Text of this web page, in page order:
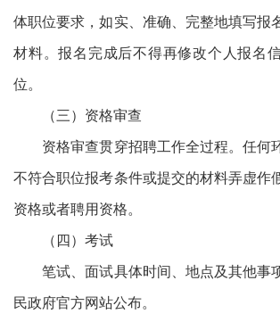
体职位要求，如实、准确、完整地填写报
材料。报名完成后不得再修改个人报名
位。
（三）资格审查
资格审查贯穿招聘工作全过程。任何
不符合职位报考条件或提交的材料弄虚作
资格或者聘用资格。
（四）考试
笔试、面试具体时间、地点及其他事
民政府官方网站公布。